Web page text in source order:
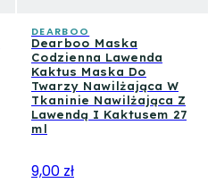
DEARBOO
Dearboo Maska
Codzienna Lawenda
Kaktus Maska Do
Twarzy Nawilżająca W
Tkaninie Nawilżająca Z
Lawendą I Kaktusem 27
ml
9,00 zł